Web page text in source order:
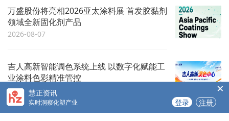
万盛股份将亮相2026亚太涂料展 首发胶黏剂
领域全新固化剂产品
2026-08-07
吉人高新智能调色系统上线 以数字化赋能工
业涂料色彩精准管控
2026-08-07
慧正资讯
实时洞察化塑产业 登录 注册
×